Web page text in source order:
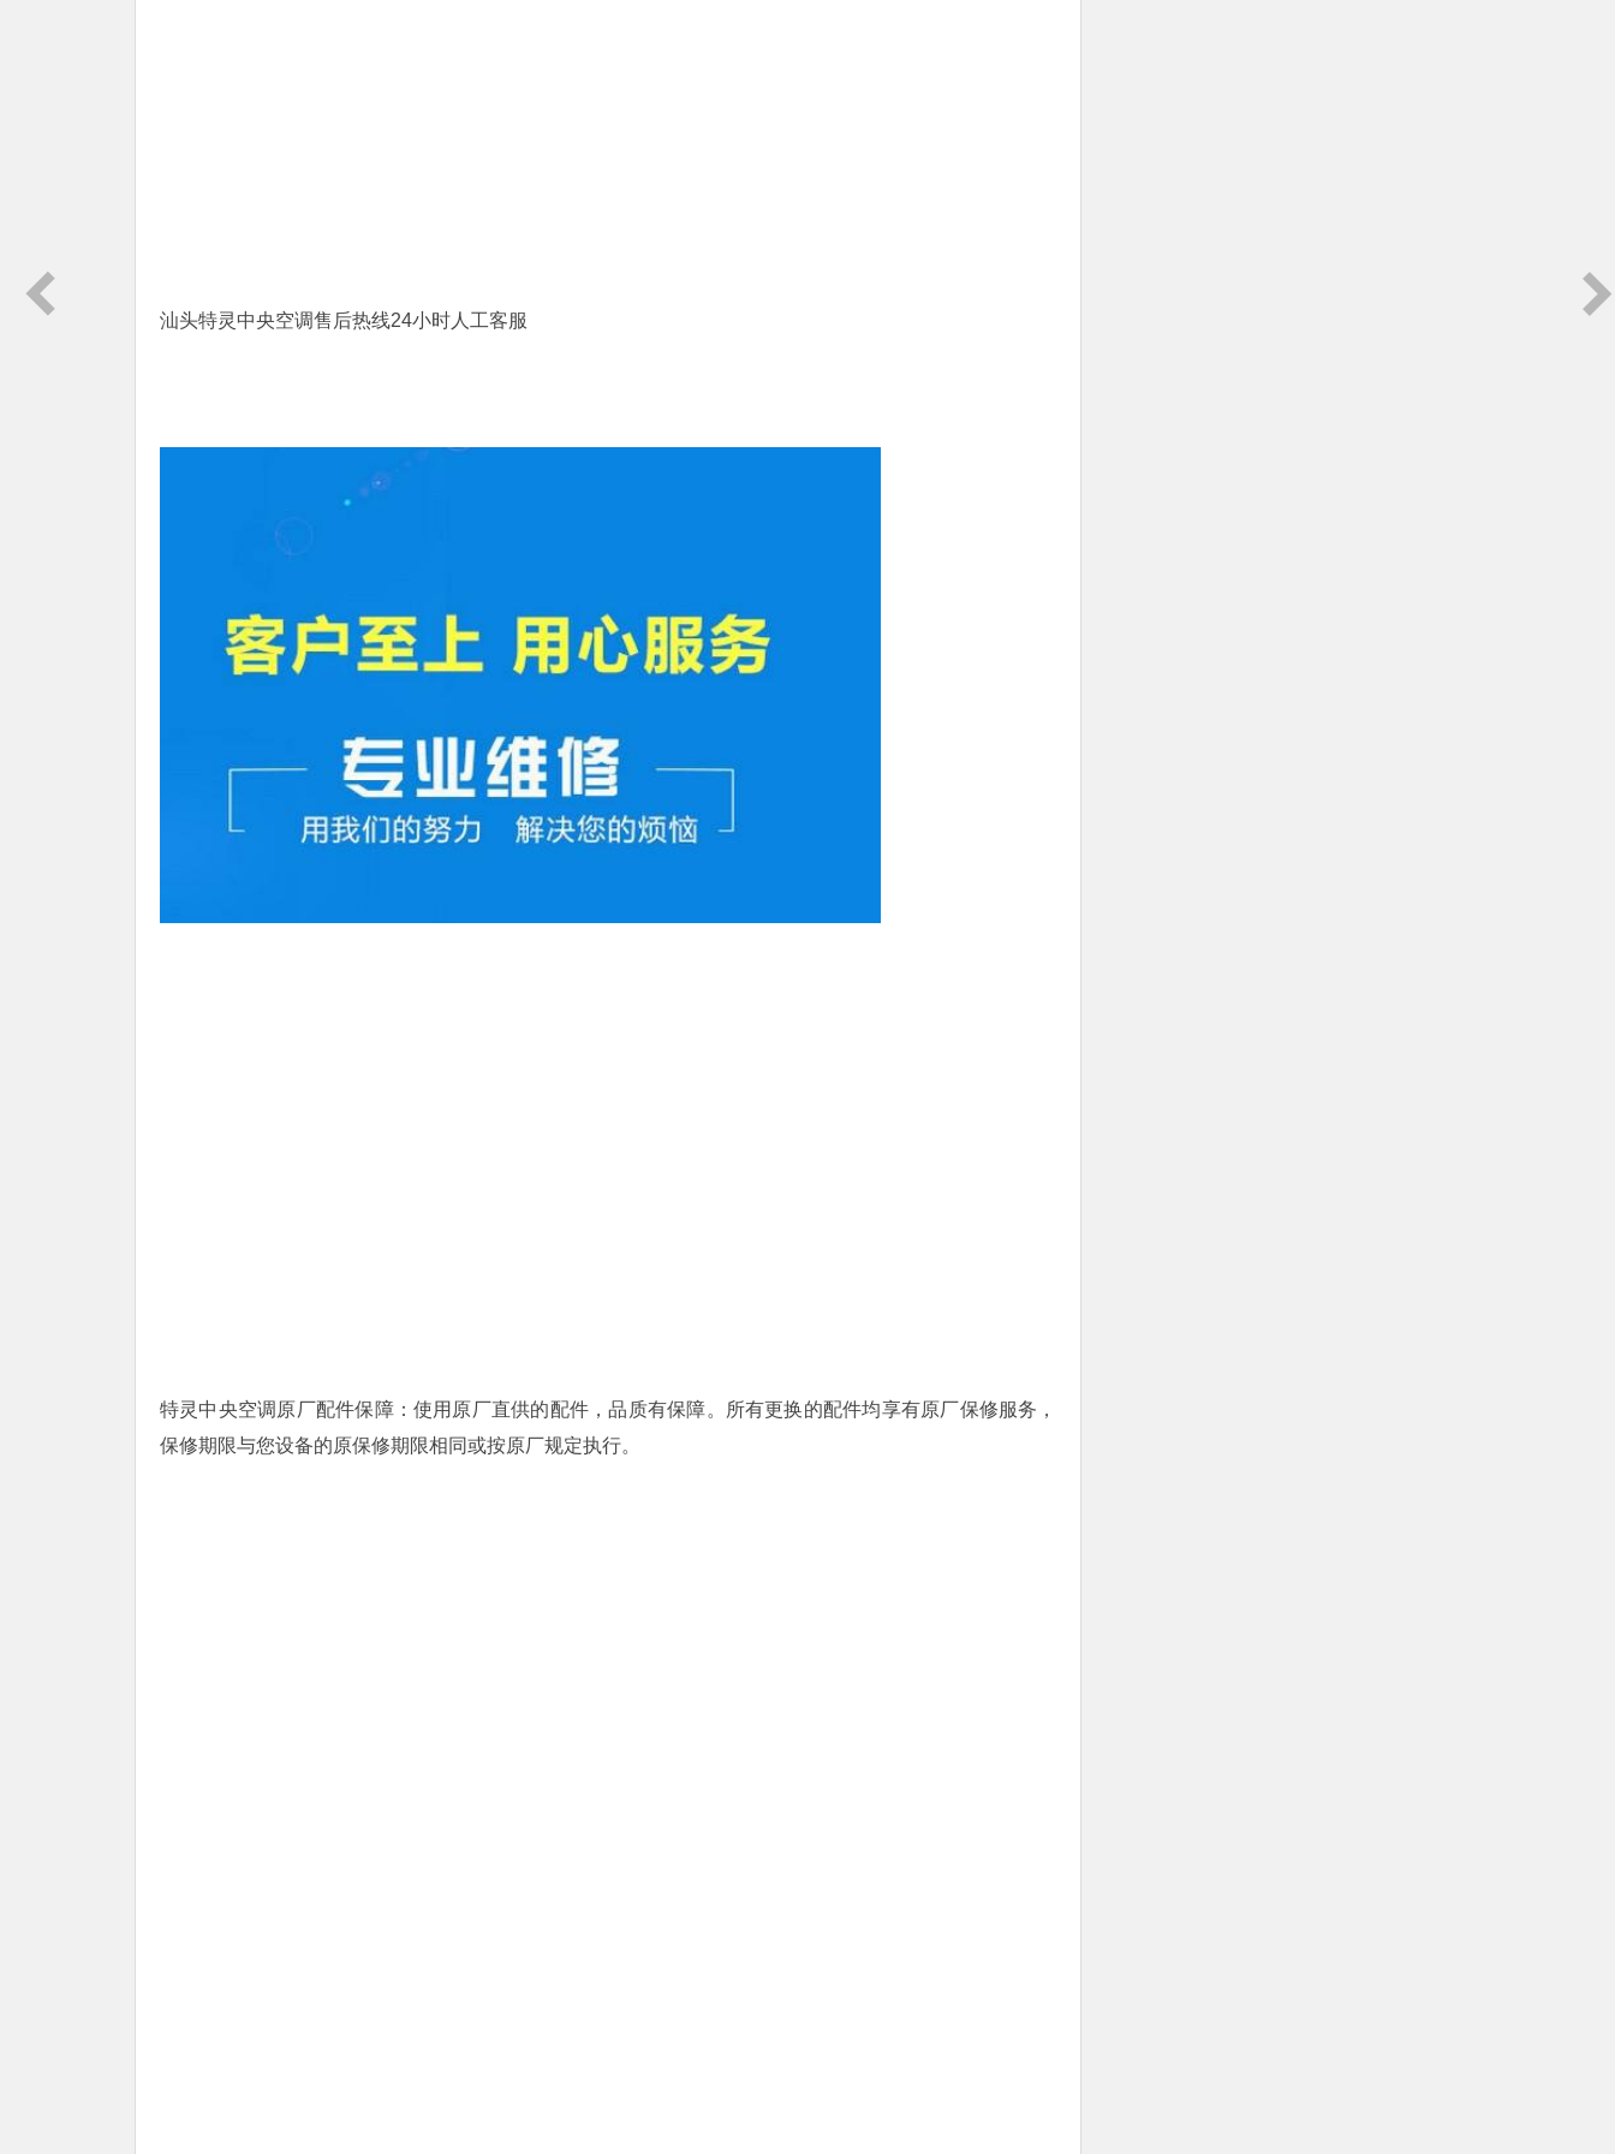
汕头特灵中央空调售后热线24小时人工客服
特灵中央空调原厂配件保障：使用原厂直供的配件，品质有保障。所有更换的配件均享有原厂保修服务，
保修期限与您设备的原保修期限相同或按原厂规定执行。